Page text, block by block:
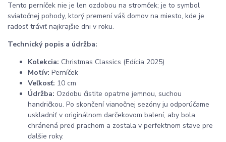
Tento perníček nie je len ozdobou na stromček; je to symbol
sviatočnej pohody, ktorý premení váš domov na miesto, kde je
radosť tráviť najkrajšie dni v roku.
Technický popis a údržba:
Kolekcia: Christmas Classics (Edícia 2025)
Motív: Perníček
Veľkosť: 10 cm
Údržba: Ozdobu čistite opatrne jemnou, suchou
handričkou. Po skončení vianočnej sezóny ju odporúčame
uskladniť v originálnom darčekovom balení, aby bola
chránená pred prachom a zostala v perfektnom stave pre
ďalšie roky.